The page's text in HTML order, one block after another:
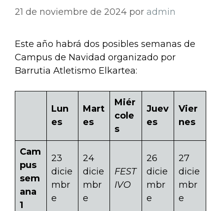
21 de noviembre de 2024 por admin
Este año habrá dos posibles semanas de
Campus de Navidad organizado por
Barrutia Atletismo Elkartea:
Lun
es
Mart
es
Miér
cole
s
Juev
es
Vier
nes
Cam
pus
sem
ana
1
23
dicie
mbr
e
24
dicie
mbr
e
FEST
IVO
26
dicie
mbr
e
27
dicie
mbr
e